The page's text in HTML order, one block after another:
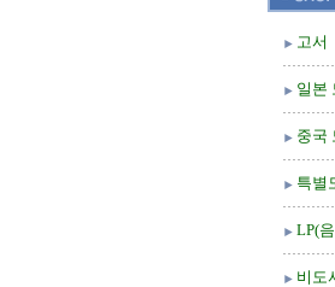
고서
일본
중국
특별
LP(
비도